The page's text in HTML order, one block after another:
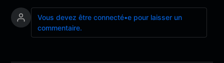
Vous devez être connecté•e pour laisser un
commentaire.